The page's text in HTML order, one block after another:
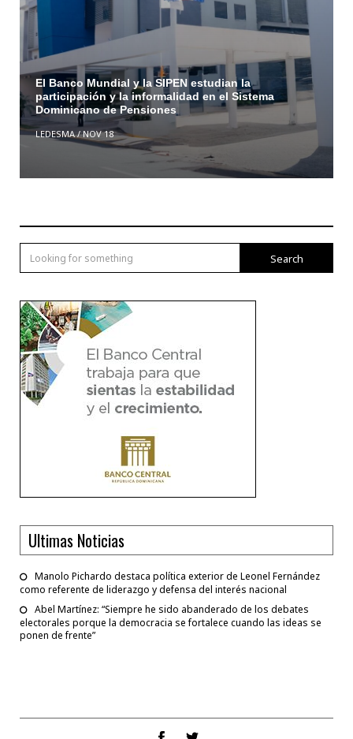
El Banco Mundial y la SIPEN estudian la
participación y la informalidad en el Sistema
Dominicano de Pensiones
LEDESMA/NOV 18
Search
Ultimas Noticias
Manolo Pichardo destaca política exterior de Leonel Fernández
como referente de liderazgo y defensa del interés nacional
Abel Martínez: “Siempre he sido abanderado de los debates
electorales porque la democracia se fortalece cuando las ideas se
ponen de frente”